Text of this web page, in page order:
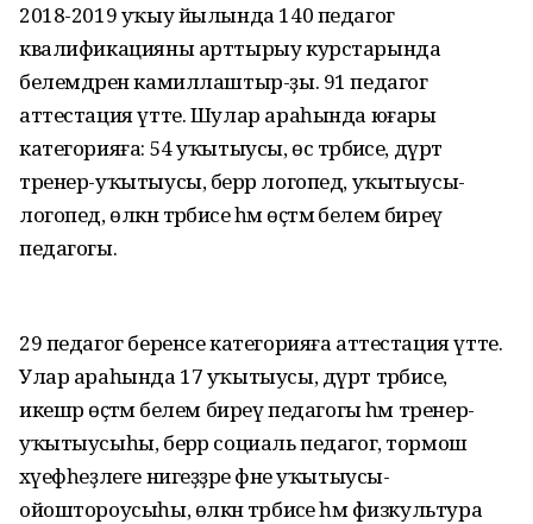
2018-2019 уҡыу йылында 140 педагог
квалификацияны арттырыу курстарында
белемдәрен камиллаштыр-ҙы. 91 педагог
аттестация үтте. Шулар араһында юғары
категорияға: 54 уҡытыусы, өс тәрбиәсе, дүрт
тренер-уҡытыусы, берәр логопед, уҡытыусы-
логопед, өлкән тәрбиәсе һәм өҫтәмә белем биреү
педагогы.
29 педагог беренсе категорияға аттестация үтте.
Улар араһында 17 уҡытыусы, дүрт тәрбиәсе,
икешәр өҫтәмә белем биреү педагогы һәм тренер-
уҡытыусыһы, берәр социаль педагог, тормош
хәүефһеҙлеге нигеҙҙәре фәне уҡытыусы-
ойоштороусыһы, өлкән тәрбиәсе һәм физкультура